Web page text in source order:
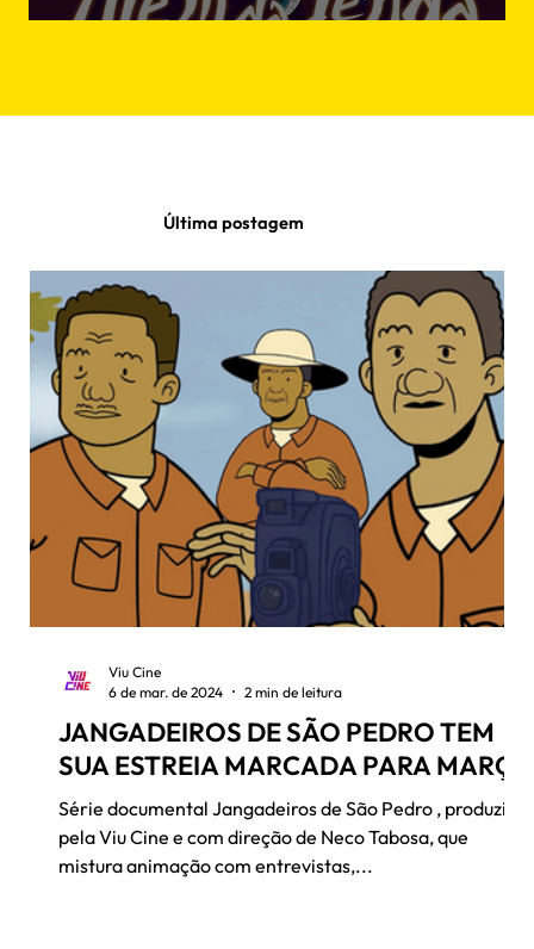
Última postagem
JANGADEIROS DE SÃO PEDRO TEM
SUA ESTREIA MARCADA PARA MARÇO
Série documental Jangadeiros de São Pedro , produzida
pela Viu Cine e com direção de Neco Tabosa, que
mistura animação com entrevistas,...
Viu Cine
6 de mar. de 2024
2 min de leitura